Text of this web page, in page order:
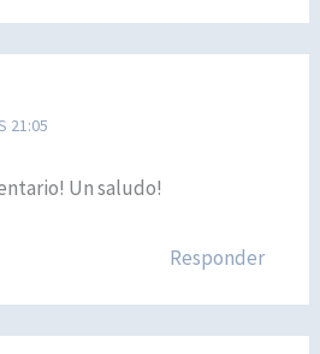
21:05
Un saludo!
Responder